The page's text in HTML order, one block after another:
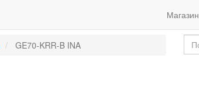
Магазин
GE70-KRR-B INA